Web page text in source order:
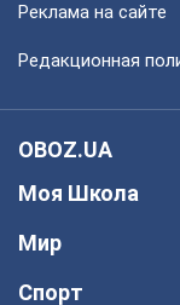
Реклама на сайте
Редакционная
OBOZ.UA
Моя Школа
Мир
Спорт